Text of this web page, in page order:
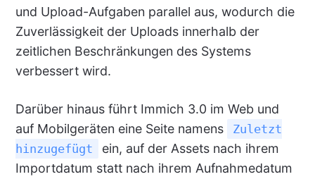
und Upload-Aufgaben parallel aus, wodurch die
Zuverlässigkeit der Uploads innerhalb der
zeitlichen Beschränkungen des Systems
verbessert wird.
Darüber hinaus führt Immich 3.0 im Web und
auf Mobilgeräten eine Seite namens
Zuletzt
hinzugefügt
ein, auf der Assets nach ihrem
Importdatum statt nach ihrem Aufnahmedatum